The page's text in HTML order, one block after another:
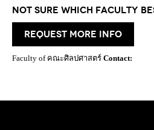
Not Sure which Faculty
request more info
Faculty of คณะศิลปศาสตร์ Contact: